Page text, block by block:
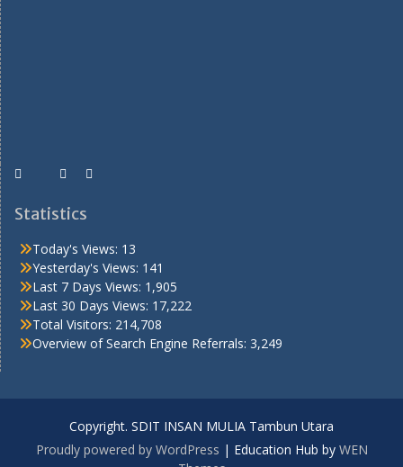
Statistics
Today's Views: 13
Yesterday's Views: 141
Last 7 Days Views: 1,905
Last 30 Days Views: 17,222
Total Visitors: 214,708
Overview of Search Engine Referrals: 3,249
Copyright. SDIT INSAN MULIA Tambun Utara
Proudly powered by WordPress | Education Hub by WEN